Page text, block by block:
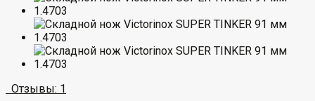
Отзывы: 1